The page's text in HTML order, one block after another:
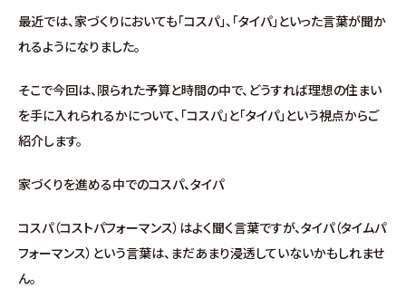
∟はじめての方へ
∟保証・アフターフォロー
最近では、家づくりにおいても「コスパ」、「タイパ」といった言葉が聞か
れるようになりました。
そこで今回は、限られた予算と時間の中で、どうすれば理想の住まい
を手に入れられるかについて、「コスパ」と「タイパ」という視点からご
紹介します。
家づくりを進める中でのコスパ、タイパ
コスパ（コストパフォーマンス）はよく聞く言葉ですが、タイパ（タイムパ
フォーマンス）という言葉は、まだあまり浸透していないかもしれませ
ん。